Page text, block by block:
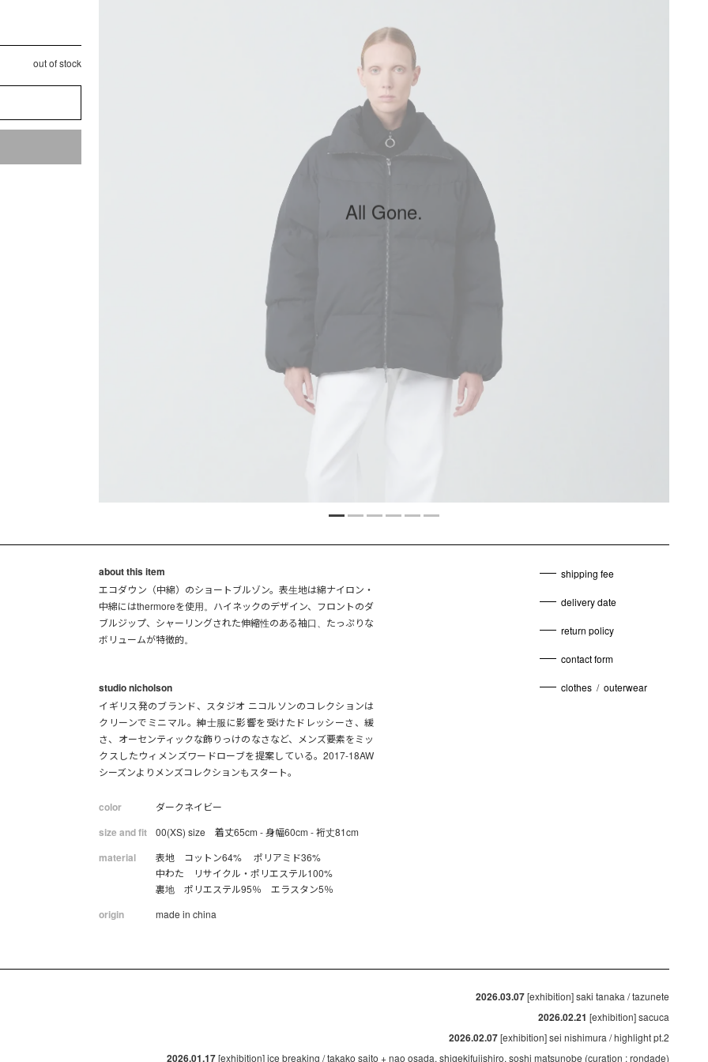
out of stock
about this item
エコダウン（中綿）のショートブルゾン。表生地は綿ナイロン・
中綿にはthermoreを使用。ハイネックのデザイン、フロントのダ
ブルジップ、シャーリングされた伸縮性のある袖口、たっぷりな
ボリュームが特徴的。
studio nicholson
イギリス発のブランド、スタジオ ニコルソンのコレクションは
クリーンでミニマル。紳士服に影響を受けたドレッシーさ、緩
さ、オーセンティックな飾りっけのなさなど、メンズ要素をミッ
クスしたウィメンズワードローブを提案している。2017-18AW
シーズンよりメンズコレクションもスタート。
color ダークネイビー
size and fit 00(XS) size 着丈65cm - 身幅60cm - 裄丈81cm
material
表地 コットン64% ポリアミド36%
中わた リサイクル・ポリエステル100%
裏地 ポリエステル95％ エラスタン5％
origin made in china
shipping fee
delivery date
return policy
contact form
clothes / outerwear
2026.03.07[exhibition] saki tanaka / tazunete
2026.02.21 [exhibition] sacuca
2026.02.07[exhibition] sei nishimura / highlight pt.2
2026.01.17[exhibition] ice breaking / takako saito + nao osada, shigekifujishiro, soshi matsunobe (curation : rondade)